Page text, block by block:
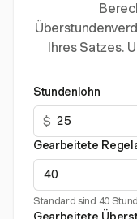
Ihres Satzes.
Stundenlohn
$
Gearbeitete
Standard sind 40